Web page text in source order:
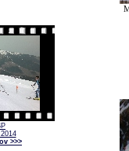
>>>